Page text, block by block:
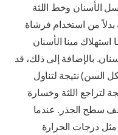
الأسنان وخط اللثة
من استخدام فرشاة
مينا الأسنان
بالإضافة إلى ذلك، قد
السن) نتيجة لتناول
لتراجع اللثة وخسارة
سطح الجذر. عندما
درجات الحرارة